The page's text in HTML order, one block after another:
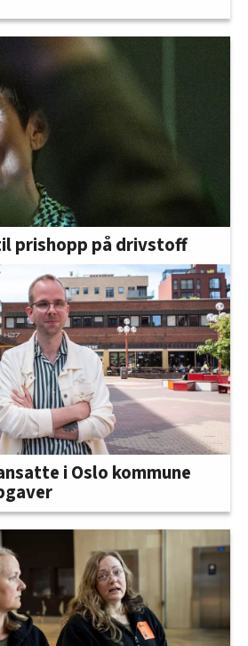
prishopp på drivstoff
i Oslo kommune